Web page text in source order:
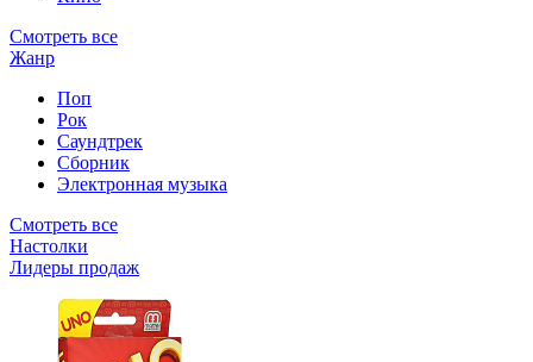
Смотреть все
Жанр
Поп
Рок
Саундтрек
Сборник
Электронная музыка
Смотреть все
Настолки
Лидеры продаж